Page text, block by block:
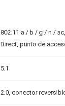
802.11 a / b / g / n /
Direct, punto de
5.1
2.0, conector